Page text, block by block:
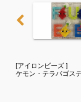
[アイロンビーズ ]
ケモン・テラパゴス